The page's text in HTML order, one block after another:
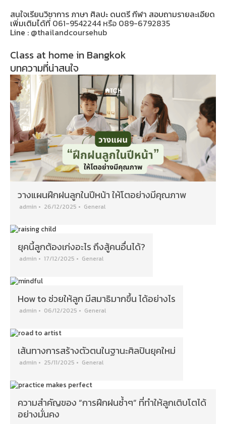
สนใจเรียนวิชาการ ภาษา ศิลปะ ดนตรี กีฬา สอบถามรายละเอียด
เพิ่มเติมได้ที่ 061-9542244 หรือ 089-6792835
Line : @thailandcoursehub
Class at home in Bangkok
บทความที่น่าสนใจ
วางแผนฝึกฝนลูกในปีหน้า ให้โตอย่างมีคุณภาพ
admin • 26/12/2025 • General
ยุคนี้ลูกต้องเก่งอะไร ถึงสู้คนอื่นได้?
admin • 17/12/2025 • General
How to ช่วยให้ลูก มีสมาธิมากขึ้น ได้อย่างไร
admin • 06/12/2025 • General
เส้นทางการสร้างตัวตนในฐานะศิลปินยุคใหม่
admin • 25/11/2025 • General
ความสำคัญของ “การฝึกฝนซ้ำๆ” ที่ทำให้ลูกเติบโตได้
อย่างมั่นคง